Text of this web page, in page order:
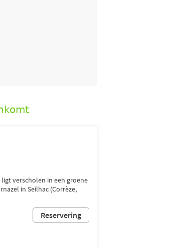
verscholen in een groene
in Seilhac (Corrèze,
Reservering